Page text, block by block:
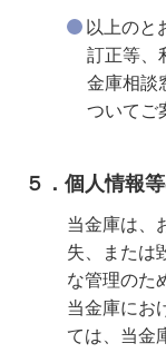
以上のと
訂正等、
金庫相談
ついてご
５．個人情報
当金庫は、
失、または
な管理のた
当金庫にお
ては、当金